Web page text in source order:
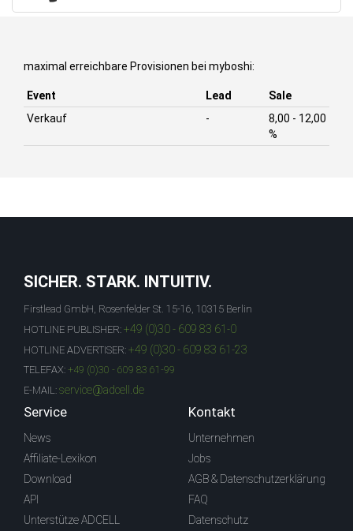
maximal erreichbare Provisionen bei myboshi:
Event Lead
Sale
Verkauf
-
8,00 - 12,00
%
SICHER. STARK. INTUITIV.
Firstlead GmbH, Rosenfelder St. 15-16, 10315 Berlin
HOTLINE PUBLISHER: +49 (0)30 - 609 83 61-0
HOTLINE ADVERTISER: +49 (0)30 - 609 83 61-23
TELEFAX: +49 (0)30 - 609 83 61-99
E-MAIL: service@adcell.de
Service
News
Affiliate-Lexikon
Download
API
Unterstütze ADCELL
Kontakt
Unternehmen
Jobs
AGB & Datenschutzerklärung
FAQ
Datenschutz